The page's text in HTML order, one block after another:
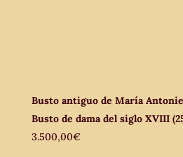
Busto antiguo de María
Busto de dama del siglo XVIII
3.500,00€